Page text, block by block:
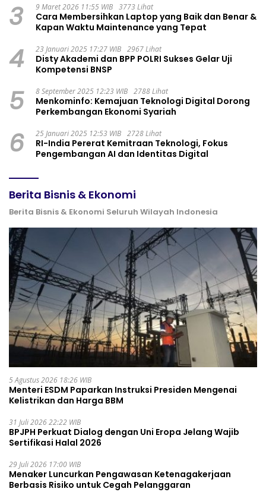
3 9 Maret 2026 11:55 WIB 3773 Lihat
Cara Membersihkan Laptop yang Baik dan Benar &
Kapan Waktu Maintenance yang Tepat
4 23 Januari 2025 17:27 WIB 2967 Lihat
Disty Akademi dan BPP POLRI Sukses Gelar Uji
Kompetensi BNSP
5 8 September 2025 12:23 WIB 2788 Lihat
Menkominfo: Kemajuan Teknologi Digital Dorong
Perkembangan Ekonomi Syariah
6 25 Januari 2025 12:53 WIB 2728 Lihat
RI-India Pererat Kemitraan Teknologi, Fokus
Pengembangan AI dan Identitas Digital
Berita Bisnis & Ekonomi
Berita Bisnis & Ekonomi Seluruh Wilayah Indonesia
5 Agustus 2026 18:26 WIB
Menteri ESDM Paparkan Instruksi Presiden Mengenai
Kelistrikan dan Harga BBM
31 Juli 2026 22:22 WIB
BPJPH Perkuat Dialog dengan Uni Eropa Jelang Wajib
Sertifikasi Halal 2026
29 Juli 2026 17:00 WIB
Menaker Luncurkan Pengawasan Ketenagakerjaan
Berbasis Risiko untuk Cegah Pelanggaran